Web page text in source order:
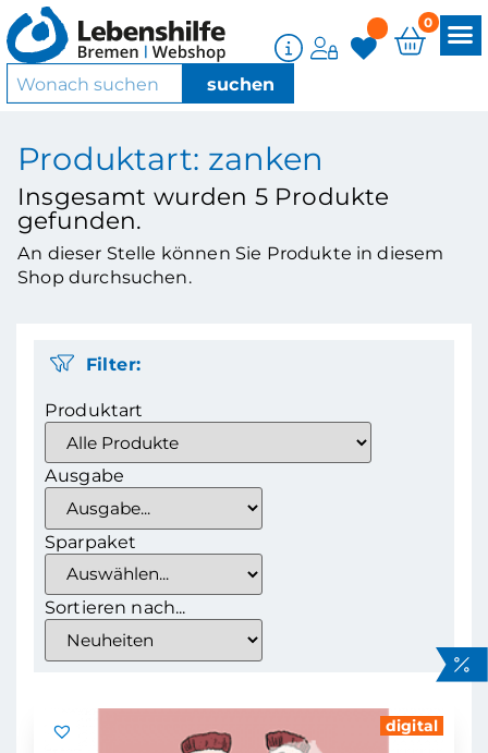
0
Produktart: zanken
Insgesamt wurden 5Produkte
gefunden.
An dieser Stelle können Sie Produkte in diesem
Shop durchsuchen.
Filter:
Produktart
Ausgabe
Sparpaket
Sortieren nach...
digital